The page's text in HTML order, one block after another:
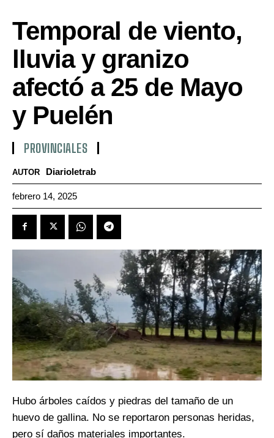
Temporal de viento,
lluvia y granizo
afectó a 25 de Mayo
y Puelén
PROVINCIALES
AUTOR Diarioletrab
febrero 14, 2025
Hubo árboles caídos y piedras del tamaño de un
huevo de gallina. No se reportaron personas heridas,
pero sí daños materiales importantes.